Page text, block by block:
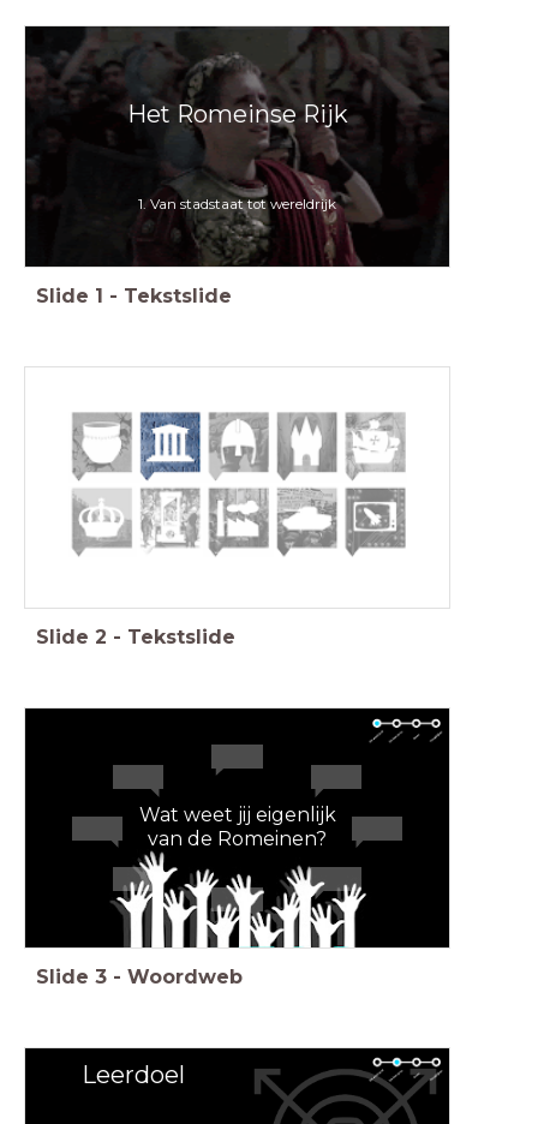
Het Romeinse Rijk
1. Van stadstaat tot wereldrijk
Slide 1 - Tekstslide
Slide 2 - Tekstslide
Wat weet jij eigenlijk
van de Romeinen?
Slide 3 - Woordweb
Leerdoel